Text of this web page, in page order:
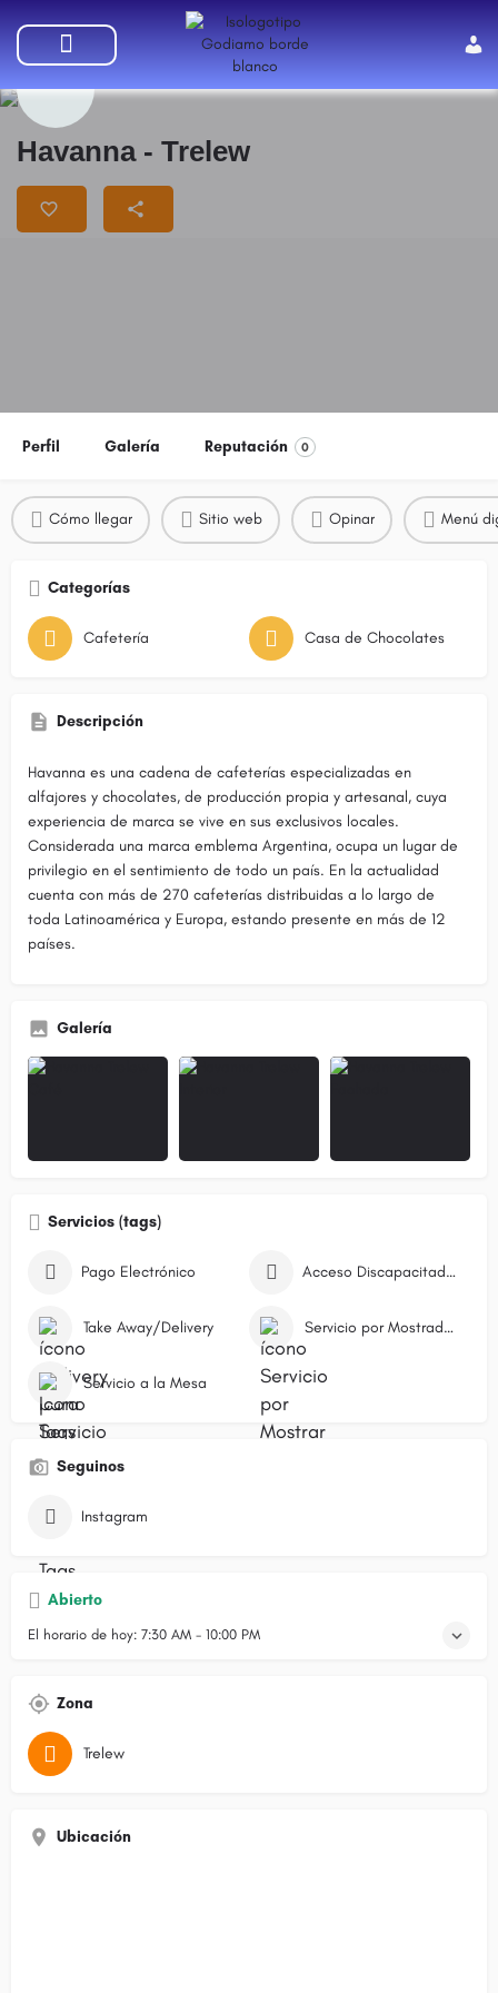
Havanna - Trelew
Perfil Galería Reputación 0
Cómo llegar Sitio web Opinar Menú
Categorías
Cafetería Casa de Chocolates
Descripción
Havanna es una cadena de cafeterías especializadas en
alfajores y chocolates, de producción propia y artesanal, cuya
experiencia de marca se vive en sus exclusivos locales.
Considerada una marca emblema Argentina, ocupa un lugar de
privilegio en el sentimiento de todo un país. En la actualidad
cuenta con más de 270 cafeterías distribuidas a lo largo de
toda Latinoamérica y Europa, estando presente en más de 12
países.
Galería
Servicios (tags)
Pago Electrónico Acceso Discapacitados
Take Away/Delivery Servicio por Mostrador/Caja
Servicio a la Mesa
Seguinos
Instagram
Abierto
El horario de hoy: 7:30 AM - 10:00 PM
Zona
Trelew
Ubicación